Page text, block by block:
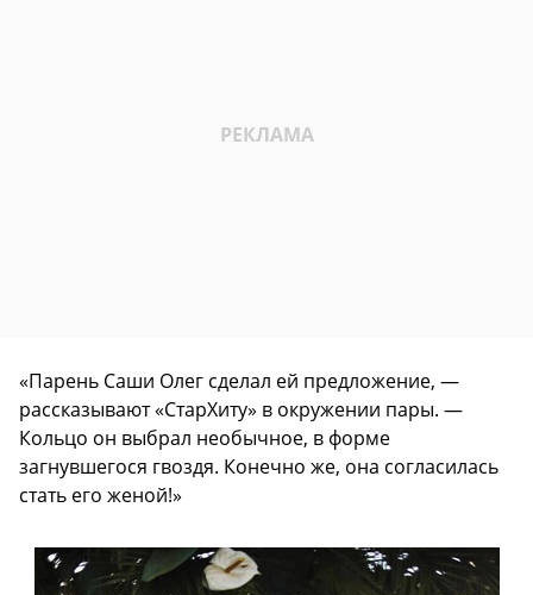
«Парень Саши Олег сделал ей предложение, —
рассказывают «СтарХиту» в окружении пары. —
Кольцо он выбрал необычное, в форме
загнувшегося гвоздя. Конечно же, она согласилась
стать его женой!»